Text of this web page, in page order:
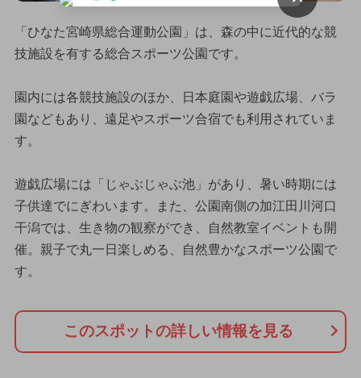
「ひなた宮崎県総合運動公園」は、森の中に近代的な競
技施設を有する総合スポーツ公園です。
園内には各競技施設のほか、日本庭園や遊戯広場、バラ
園などもあり、遠足やスポーツ合宿でも利用されていま
す。
遊戯広場には「じゃぶじゃぶ池」があり、暑い時期には
子供達でにぎわいます。また、公園南側の加江田川河口
干潟では、生き物の観察ができ、自然教室イベントも開
催。親子で丸一日楽しめる、自然豊かなスポーツ公園で
す。
このスポットの詳しい情報を見る